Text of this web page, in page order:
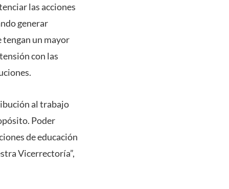
las acciones
generar
un mayor
con las
al trabajo
Poder
de educación
Vicerrectoría”,